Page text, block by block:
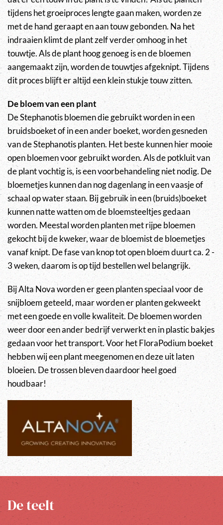
tijdens het groeiproces lengte gaan maken, worden ze
met de hand geraapt en aan touw gebonden. Na het
indraaien klimt de plant zelf verder omhoog in het
touwtje. Als de plant hoog genoeg is en de bloemen
aangemaakt zijn, worden de touwtjes afgeknipt. Tijdens
dit proces blijft er altijd een klein stukje touw zitten.
De bloem van een plant
De Stephanotis bloemen die gebruikt worden in een
bruidsboeket of in een ander boeket, worden gesneden
van de Stephanotis planten. Het beste kunnen hier mooie
open bloemen voor gebruikt worden. Als de potkluit van
de plant vochtig is, is een voorbehandeling niet nodig. De
bloemetjes kunnen dan nog dagenlang in een vaasje of
schaal op water staan. Bij gebruik in een (bruids)boeket
kunnen natte watten om de bloemsteeltjes gedaan
worden. Meestal worden planten met rijpe bloemen
gekocht bij de kweker, waar de bloemist de bloemetjes
vanaf knipt. De fase van knop tot open bloem duurt ca. 2 -
3 weken, daarom is op tijd bestellen wel belangrijk.
Bij Alta Nova worden er geen planten speciaal voor de
snijbloem geteeld, maar worden er planten gekweekt
met een goede en volle kwaliteit. De bloemen worden
weer door een ander bedrijf verwerkt en in plastic bakjes
gedaan voor het transport. Voor het FloraPodium boeket
hebben wij een plant meegenomen en deze uit laten
bloeien. De trossen bleven daardoor heel goed
houdbaar!
De teelt